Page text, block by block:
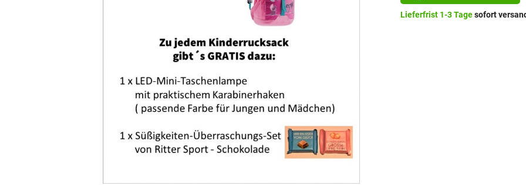
Lieferfrist 1-3 Tagesofort